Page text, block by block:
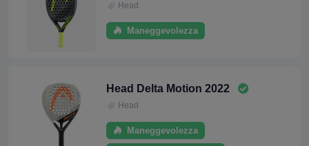
Head
Maneggevolezza
Head Delta Motion 2022
Head
Maneggevolezza